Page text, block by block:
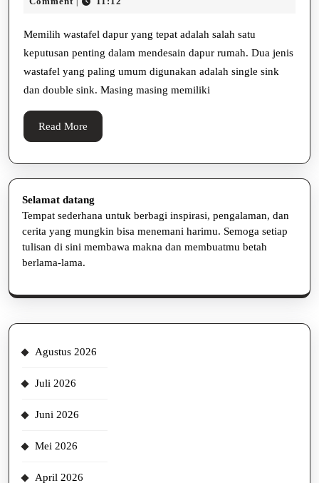
Sink
untuk
Memilih
Wastafel
Tepat
Memilih wastafel dapur yang tepat adalah salah satu
keputusan penting dalam mendesain dapur rumah. Dua jenis
wastafel yang paling umum digunakan adalah single sink
dan double sink. Masing masing memiliki
Read More
More
Selamat datang
Tempat sederhana untuk berbagi inspirasi, pengalaman, dan
cerita yang mungkin bisa menemani harimu. Semoga setiap
tulisan di sini membawa makna dan membuatmu betah
berlama-lama.
Agustus 2026
Juli 2026
Juni 2026
Mei 2026
April 2026